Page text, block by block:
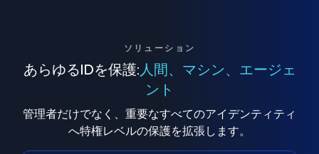
ソリューション
あらゆるIDを保護: 人間、マシン、エージェ
ント
管理者だけでなく、重要なすべてのアイデンティティ
へ特権レベルの保護を拡張します。